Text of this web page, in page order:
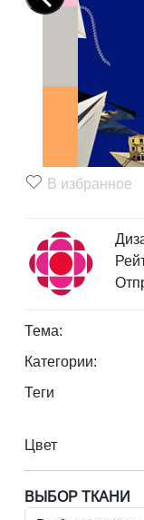
vio
В избранное
Тема:
Категории:
Теги
Цвет
ВЫБОР ТКАНИ